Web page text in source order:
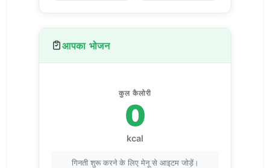
आपका भोजन
कुल कैलोरी
0
kcal
गिनती शुरू करने के लिए मेनू से आइटम जोड़ें।